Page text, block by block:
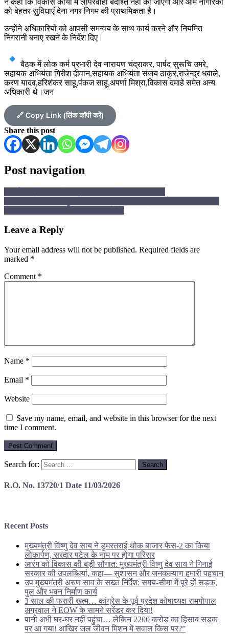
को बेहतर सुविधाएं देना नगर निगम की प्राथमिकता है।
उन्होंने अधिकारियों को आपसी समन्वय के साथ कार्य करने और नियमित
निगरानी बनाए रखने के निर्देश दिए।
बैठक में लोक कर्म प्रभारी देव नारायण चंद्राकर, पार्षद सुरूचि उमरे,
सहायक अभियंता गिरीश दीवान,सहायक अभियंता संजय ठाकुर,राजेन्द्र धबाले,
करण यादव,हरिशंकर साहू,पंकज साहू,अपर्णा मिश्रा,विकास दमाहे समेत अन्य
अधिकारी थे।जन
🔗 Copy Link (लिंक कॉपी करें)
Share this post
Post navigation
Leave a Reply
Your email address will not be published. Required fields are
marked *
Comment *
Name *
Email *
Website
Save my name, email, and website in this browser for the next
time I comment.
Search for:
R.O. No. 13720/1 Date 11/03/2026
Recent Posts
मुख्यमंत्री विष्णु देव साय ने डुमरतराई थोक बाजार फेस-2 का किया
लोकार्पण, सरदार पटेल के नाम पर होगा परिसर
आरंग को विकास की बड़ी सौगात: मुख्यमंत्री विष्णु देव साय ने गिनाईं
सरकार की उपलब्धियां, कहा— सुशासन और जनकल्याण हमारी पहचान
उप मुख्यमंत्री अरुण साव के सख्त निर्देश: समय-सीमा में पूरे हों सड़क,
पुल और भवन निर्माण कार्य
3 साल की फरारी खत्म… कांग्रेस के पूर्व प्रदेश कोषाध्यक्ष रामगोपाल
अग्रवाल ने EOW के सामने सरेंडर कर दिया!
पानी अभी घर-घर नहीं पहुंचा… लेकिन 2200 करोड़ का हिसाब सड़क
पर आ गया! आखिर जल जीवन मिशन में सवाल किस पर?”